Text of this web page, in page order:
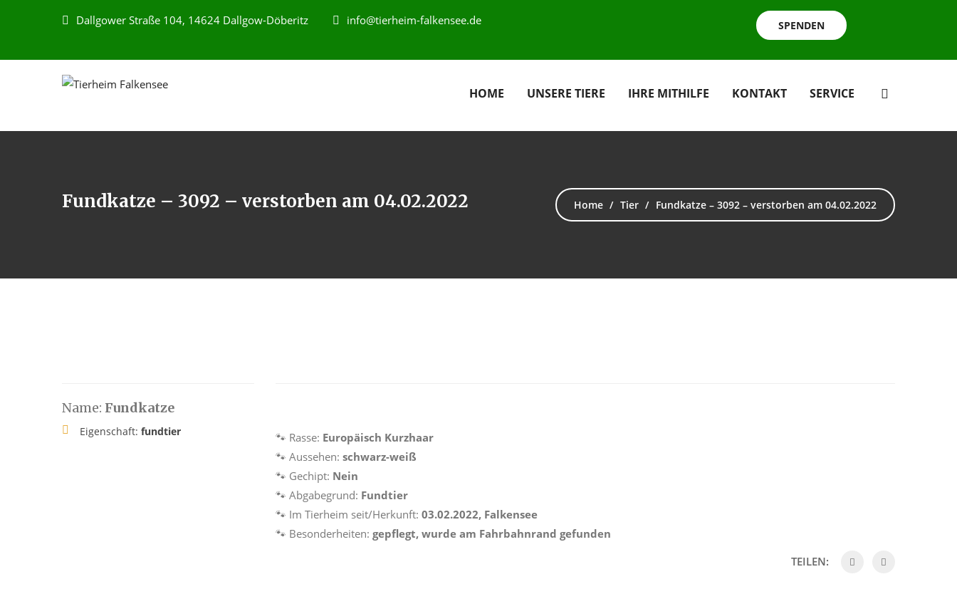
Dallgower Straße 104, 14624 Dallgow-Döberitz info@tierheim-falkensee.de SPENDEN
HOME UNSERE TIERE IHRE MITHILFE KONTAKT SERVICE
Fundkatze – 3092 – verstorben am 04.02.2022 Home Tier Fundkatze – 3092 – verstorben am 04.02.2022
Name: Fundkatze
Eigenschaft: fundtier 🐾 Rasse: Europäisch Kurzhaar
🐾 Aussehen: schwarz-weiß
🐾 Gechipt: Nein
🐾 Abgabegrund: Fundtier
🐾 Im Tierheim seit/Herkunft: 03.02.2022, Falkensee
🐾 Besonderheiten: gepflegt, wurde am Fahrbahnrand gefunden
TEILEN: